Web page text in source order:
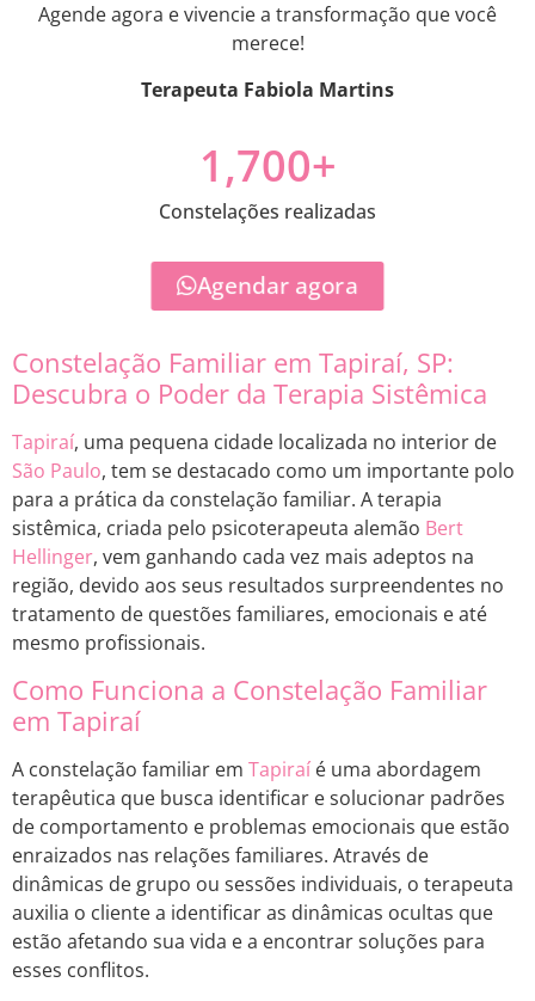
Agende agora e vivencie a transformação que você
merece!
Terapeuta Fabiola Martins
Constelações realizadas
1,700+
Agendar agora
Constelação Familiar em Tapiraí, SP:
Descubra o Poder da Terapia Sistêmica
Tapiraí, uma pequena cidade localizada no interior de
São Paulo, tem se destacado como um importante polo
para a prática da constelação familiar. A terapia
sistêmica, criada pelo psicoterapeuta alemão Bert
Hellinger, vem ganhando cada vez mais adeptos na
região, devido aos seus resultados surpreendentes no
tratamento de questões familiares, emocionais e até
mesmo profissionais.
Como Funciona a Constelação Familiar
em Tapiraí
A constelação familiar em Tapiraí é uma abordagem
terapêutica que busca identificar e solucionar padrões
de comportamento e problemas emocionais que estão
enraizados nas relações familiares. Através de
dinâmicas de grupo ou sessões individuais, o terapeuta
auxilia o cliente a identificar as dinâmicas ocultas que
estão afetando sua vida e a encontrar soluções para
esses conflitos.